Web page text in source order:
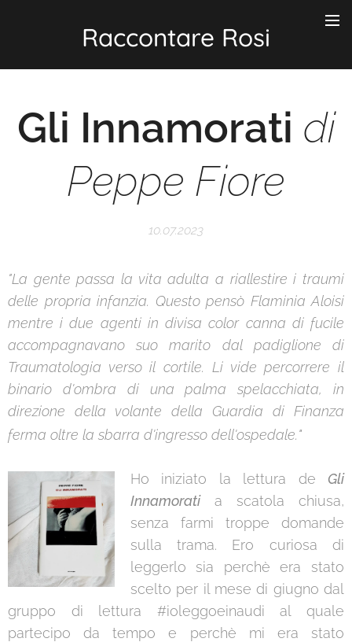
Raccontare Rosi
Gli Innamorati di
Peppe Fiore
10.07.2023
"La gente passa la vita adulta a riallestire i traumi
delle propria infanzia. Questo pensò Flaminia Aloisi
mentre i due agenti in divisa color canna di fucile
accompagnavano suo marito dal padiglione di
Traumatologia verso il cortile. Li vide percorrere il
binario d'ombra di una palma spelacchiata, in
direzione della volante della Guardia di Finanza
ferma oltre la sbarra d'ingresso dell'ospedale."
Ho iniziato la lettura de Gli
Innamoratia scatola chiusa,
senza farmi troppe domande
sulla trama. Ero curiosa di
leggerlo sia perchè era stato
scelto per il mese di giugno dal
gruppo di lettura #ioleggoeinaudi al quale
partecipo da tempo e perchè mi era stato